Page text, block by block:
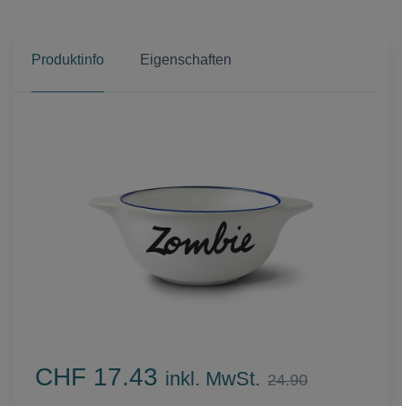
Produktinfo Eigenschaften
CHF 17.43 inkl. MwSt. 24.90